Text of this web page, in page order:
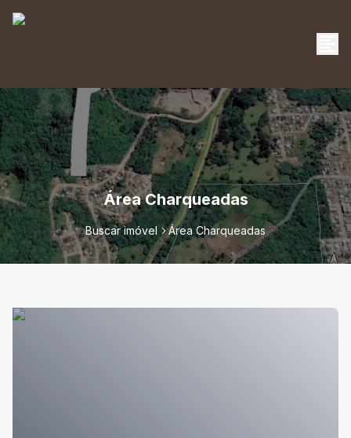
Área Charqueadas
Buscar imóvel Área Charqueadas